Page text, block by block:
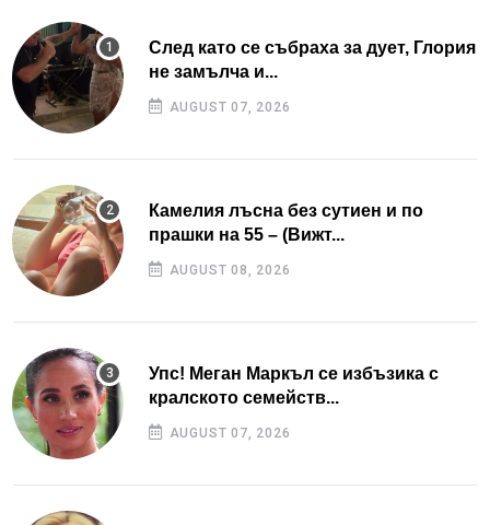
След като се събраха за дует, Глория
не замълча и...
AUGUST 07, 2026
Камелия лъсна без сутиен и по
прашки на 55 – (Вижт...
AUGUST 08, 2026
Упс! Меган Маркъл се избъзика с
кралското семейств...
AUGUST 07, 2026